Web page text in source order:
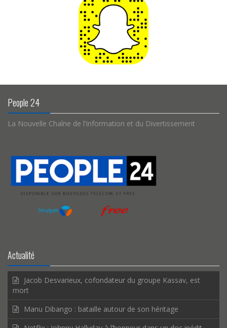
People 24
La Nouvelle Chaîne de l’Information et du Divertissement
Actualité
Jacob Desvarieux, cofondateur du groupe Kassav, est
mort
Manu Dibango : bataille autour de son héritage